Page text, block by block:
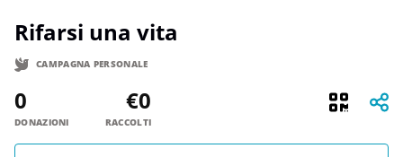
Rifarsi una vita
CAMPAGNA PERSONALE
0
DONAZIONI
€0
RACCOLTI